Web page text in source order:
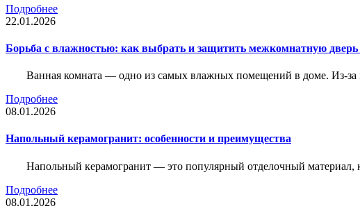
Подробнее
22.01.2026
Борьба с влажностью: как выбрать и защитить межкомнатную дверь
Ванная комната — одно из самых влажных помещений в доме. Из-за
Подробнее
08.01.2026
Напольный керамогранит: особенности и преимущества
Напольный керамогранит — это популярный отделочный
Подробнее
08.01.2026